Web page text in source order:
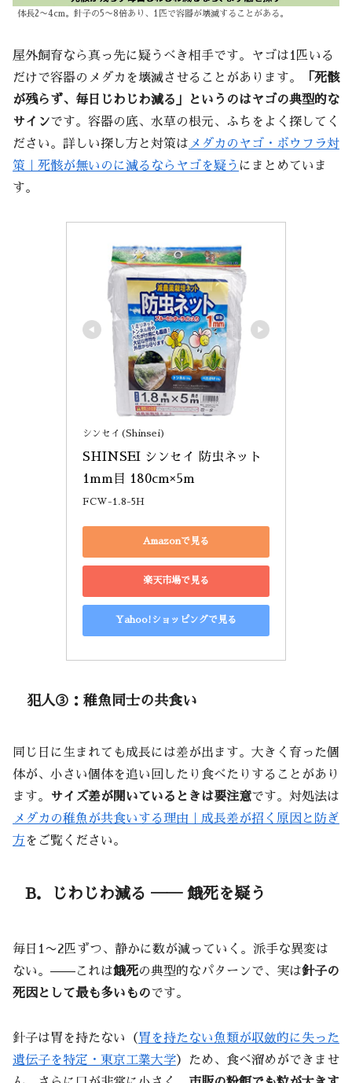
体長2〜4cm。針子の5〜8倍あり、1匹で容器が壊滅することがある。
屋外飼育なら真っ先に疑うべき相手です。ヤゴは1匹いる
だけで容器のメダカを壊滅させることがあります。
「死骸
が残らず、毎日じわじわ減る」というのはヤゴの典型的な
サインです。容器の底、水草の根元、ふちをよく探してく
ださい。詳しい探し方と対策は メダカのヤゴ・ボウフラ対
策｜死骸が無いのに減るならヤゴを疑う にまとめていま
す。
シンセイ(Shinsei)
SHINSEI シンセイ 防虫ネット
1mm目 180cm×5m
FCW-1.8-5H
Amazonで見る
楽天市場で見る
Yahoo!ショッピングで見る
犯人③：稚魚同士の共食い
同じ日に生まれても成長には差が出ます。大きく育った個
体が、小さい個体を追い回したり食べたりすることがあり
ます。
サイズ差が開いているときは要注意です。対処法は
メダカの稚魚が共食いする理由｜成長差が招く原因と防ぎ
方 をご覧ください。
B．じわじわ減る ── 餓死を疑う
毎日1〜2匹ずつ、静かに数が減っていく。派手な異変は
ない。——これは餓死の典型的なパターンで、実は針子の
死因として最も多いものです。
針子は胃を持たない（ 胃を持たない魚類が収斂的に失った
遺伝子を特定・東京工業大学）ため、食べ溜めができませ